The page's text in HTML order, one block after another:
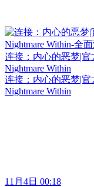
连接：内心的恶梦|官
Nightmare Within
连接：内心的恶梦|官
Nightmare Within
11月4日 00:18